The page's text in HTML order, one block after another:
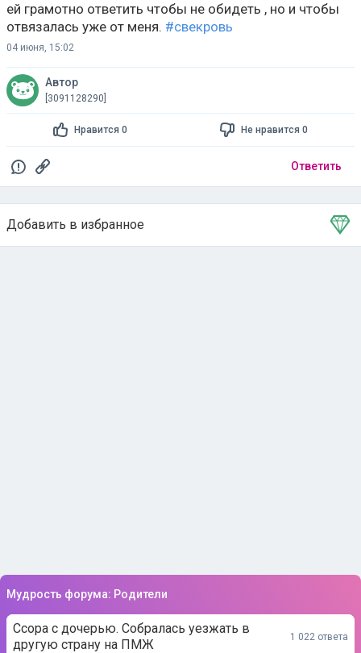
ей грамотно ответить чтобы не обидеть , но и чтобы
отвязалась уже от меня. #свекровь
04 июня, 15:02
Автор
[3091128290]
Нравится 0 Не нравится 0
Ответить
Добавить в избранное
Тема в избранном
Мудрость форума: Родители
Ссора с дочерью. Собралась уезжать в
другую страну на ПМЖ
1 022 ответа